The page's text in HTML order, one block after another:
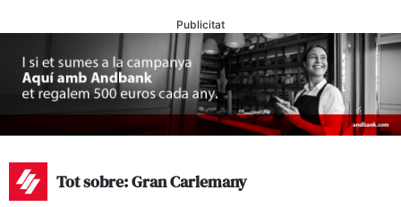
Publicitat
Tot sobre: Gran Carlemany